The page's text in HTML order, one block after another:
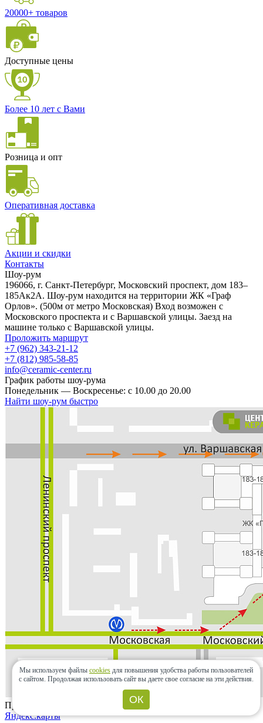
20000+ товаров
Доступные цены
Более 10 лет с Вами
Розница и опт
Оперативная доставка
Акции и скидки
Контакты
Шоу-рум
196066, г. Санкт-Петербург, Московский проспект, дом 183–
185Ак2А. Шоу-рум находится на территории ЖК «Граф
Орлов». (500м от метро Московская) Вход возможен с
Московского проспекта и с Варшавской улицы. Заезд на
машине только с Варшавской улицы.
Проложить маршрут
+7 (962) 343-21-12
+7 (812) 985-58-85
info@ceramic-center.ru
График работы шоу-рума
Понедельник — Воскресенье: с 10.00 до 20.00
Найти шоу-рум быстро
Проложить маршрут
Яндекс.карты
Мы используем файлы cookies для повышения удобства работы пользователей
с сайтом. Продолжая использовать сайт вы даете свое согласие на эти действия.
ОК